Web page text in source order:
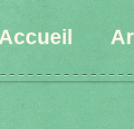
Accueil